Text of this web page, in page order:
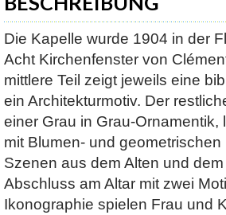
Die Kapelle wurde 1904 in der
Acht Kirchenfenster von
mittlere Teil zeigt jeweils eine
ein Architekturmotiv. Der
einer Grau in Grau-
mit Blumen- und
Szenen aus dem Alten und
Abschluss am Altar mit zwei
Ikonographie spielen Frau und